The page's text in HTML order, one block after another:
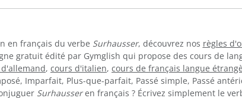
en français du verbe Surhausser, découvrez nos règles
gratuit édité par Gymglish qui propose des cours de
, cours d'italien, cours de français langue
Imparfait, Plus-que-parfait, Passé simple, Passé
Surhausseren français ? Écrivez simplement le